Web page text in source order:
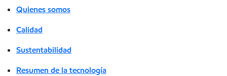
Quienes somos
Calidad
Sustentabilidad
Resumen de la tecnología